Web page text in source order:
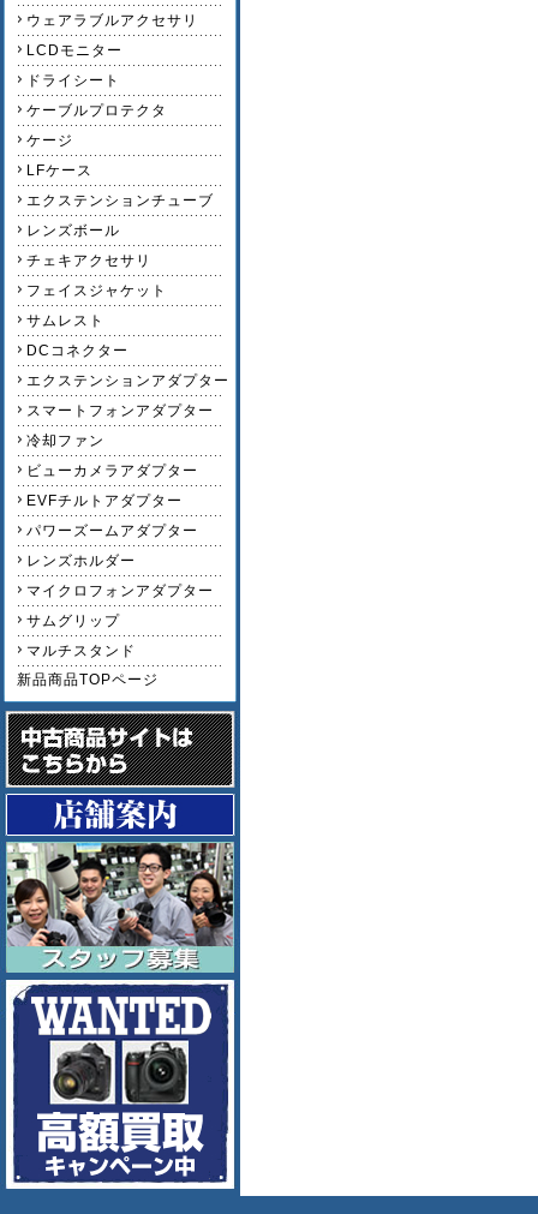
ウェアラブルアクセサリ
LCDモニター
ドライシート
ケーブルプロテクタ
ケージ
LFケース
エクステンションチューブ
レンズボール
チェキアクセサリ
フェイスジャケット
サムレスト
DCコネクター
エクステンションアダプター
スマートフォンアダプター
冷却ファン
ビューカメラアダプター
EVFチルトアダプター
パワーズームアダプター
レンズホルダー
マイクロフォンアダプター
サムグリップ
マルチスタンド
新品商品TOPページ